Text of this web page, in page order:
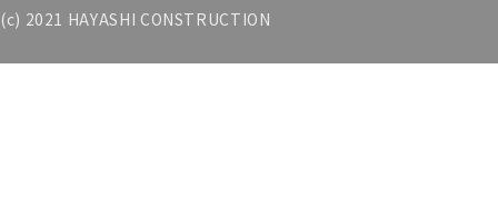
(c) 2021 HAYASHI CONSTRUCTION